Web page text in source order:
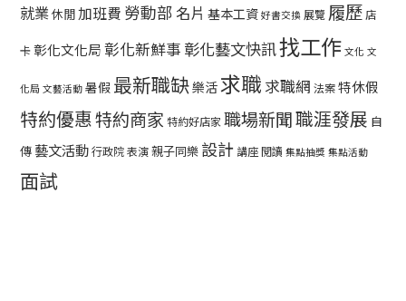
就業休閒加班費 勞動部 名片 基本工資 好書交換 展覽 履歷店
卡彰化文化局 彰化新鮮事 彰化藝文快訊找工作 文化 文
化局 文藝活動 暑假 最新職缺樂活求職 求職網 法案特休假
特約優惠特約商家 特約好店家職場新聞職涯發展 自
傳 藝文活動行政院表演親子同樂 設計 講座閱讀 集點抽獎 集點活動
面試